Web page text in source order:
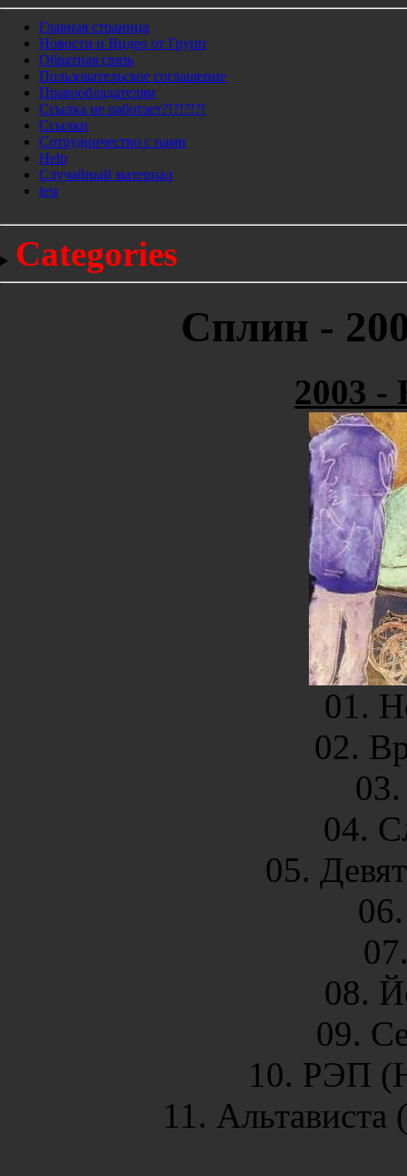
Главная страница
Новости и Видео от Групп
Обратная связь
Пользовательское соглашение
Правообладателям
Ссылка не работает?!?!?!?!
Ссылки
Сотрудничество с нами
Help
Cлучайный материал
test
Categories
Сплин -
2003 -
01.
02.
04.
05.
08.
09.
10. РЭП
11. Альтависта